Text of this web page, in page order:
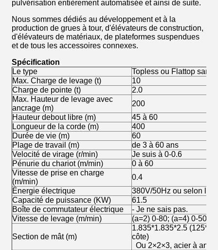
pulvérisation entièrement automatisée et ainsi de suite.
Nous sommes dédiés au développement et à la
production de grues à tour, d'élévateurs de construction,
d'élévateurs de matériaux, de plateformes suspendues
et de tous les accessoires connexes.
Spécification
Le type
Topless ou Flattop sans
Max. Charge de levage (t)
10
Charge de pointe (t)
2.0
Max. Hauteur de levage avec
ancrage (m)
200
Hauteur debout libre (m)
45 à 60
Longueur de la corde (m)
400
Durée de vie (m)
60
Plage de travail (m)
de 3 à 60 ans
Velocité de virage (r/min)
Je suis à 0-0.6
Pénurie du chariot (m/min)
0 à 60
Vitesse de prise en charge
(m/min)
0.4
Énergie électrique
380V/50Hz ou selon les
Capacité de puissance (KW)
61.5
Boîte de commutateur électrique
- Je ne sais pas.
Vitesse de levage (m/min)
(a=2) 0-80; (a=4) 0-50
Section de mât (m)
1.835*1.835*2.5
côte)
Ou 2×2×3, acier à